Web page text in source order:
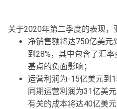
关于2020年第二季度的表现，
净销售额将达750亿美元
到28%，其中包含了汇
基点的负面影响；
运营利润为-15亿美元到
同期运营利润为31亿美
有关的成本将达40亿美元